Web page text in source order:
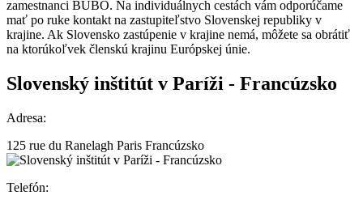
zamestnanci BUBO. Na individuálnych cestách vám odporúčame
mať po ruke kontakt na zastupiteľstvo Slovenskej republiky v
krajine. Ak Slovensko zastúpenie v krajine nemá, môžete sa obrátiť
na ktorúkoľvek členskú krajinu Európskej únie.
Slovenský inštitút v Paríži - Francúzsko
Adresa:
125 rue du Ranelagh Paris Francúzsko
Telefón: